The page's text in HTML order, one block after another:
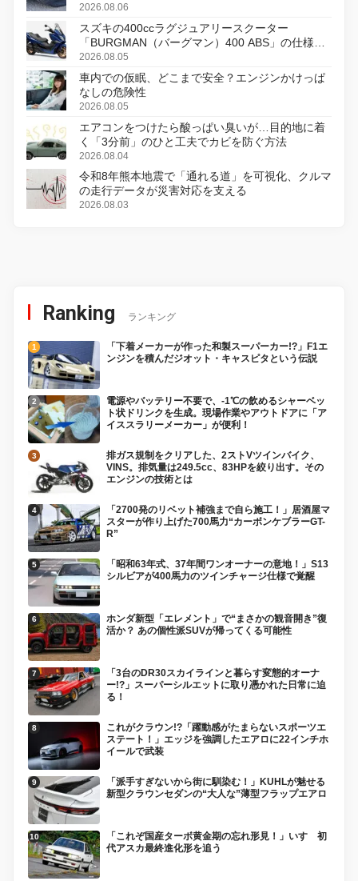
2026.08.06
スズキの400ccラグジュアリースクーター
「BURGMAN（バーグマン）400 ABS」の仕様を
変更し、8月18日に発売
2026.08.05
車内での仮眠、どこまで安全？エンジンかけっぱ
なしの危険性
2026.08.05
エアコンをつけたら酸っぱい臭いが…目的地に着
く「3分前」のひと工夫でカビを防ぐ方法
2026.08.04
令和8年熊本地震で「通れる道」を可視化、クルマ
の走行データが災害対応を支える
2026.08.03
Ranking ランキング
「下着メーカーが作った和製スーパーカー!?」F1エ
ンジンを積んだジオット・キャスピタという伝説
電源やバッテリー不要で、-1℃の飲めるシャーベッ
ト状ドリンクを生成。現場作業やアウトドアに「ア
イススラリーメーカー」が便利！
排ガス規制をクリアした、2ストVツインバイク、
VINS。排気量は249.5cc、83HPを絞り出す。その
エンジンの技術とは
「2700発のリベット補強まで自ら施工！」居酒屋マ
スターが作り上げた700馬力“カーボンケブラーGT-
R”
「昭和63年式、37年間ワンオーナーの意地！」S13
シルビアが400馬力のツインチャージ仕様で覚醒
ホンダ新型「エレメント」で“まさかの観音開き”復
活か？ あの個性派SUVが帰ってくる可能性
「3台のDR30スカイラインと暮らす変態的オーナ
ー!?」スーパーシルエットに取り憑かれた日常に迫
る！
これがクラウン!?「躍動感がたまらないスポーツエ
ステート！」エッジを強調したエアロに22インチホ
イールで武装
「派手すぎないから街に馴染む！」KUHLが魅せる
新型クラウンセダンの“大人な”薄型フラップエアロ
「これぞ国産ターボ黄金期の忘れ形見！」いすゞ初
代アスカ最終進化形を追う